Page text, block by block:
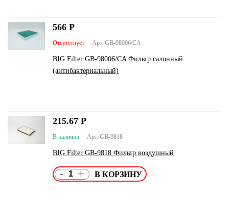
Арт. GB-98006/CA
Отсутствует
BIG Filter GB-98006/CA Фильтр салонный
(антибактериальный)
566 Р
Арт. GB-9818
В наличии
BIG Filter GB-9818 Фильтр воздушный
215.67 Р
- +